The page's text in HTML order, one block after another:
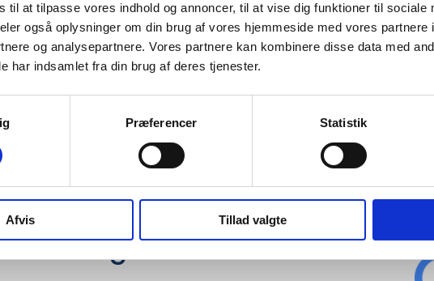
til at tilpasse vores indhold og annoncer, til at vise dig funktioner til sociale
også oplysninger om din brug af vores hjemmeside med vores partnere
og analysepartnere. Vores partnere kan kombinere disse data med
har indsamlet fra din brug af deres tjenester.
Præferencer Statistik
Afvis Tillad valgte
information om
godt
gaveidéer til din virksomhed. Vi kan
service til en
udvalg
Det